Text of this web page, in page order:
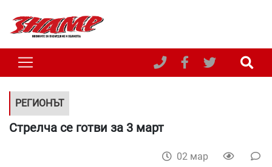
РЕГИОНЪТ
Стрелча се готви за 3 март
02 мар